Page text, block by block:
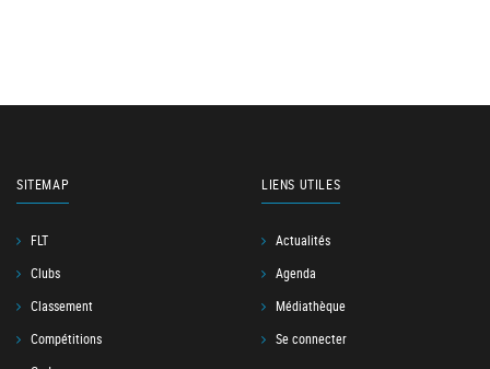
SITEMAP
FLT
Clubs
Classement
Compétitions
LIENS UTILES
Actualités
Agenda
Médiathèque
Se connecter